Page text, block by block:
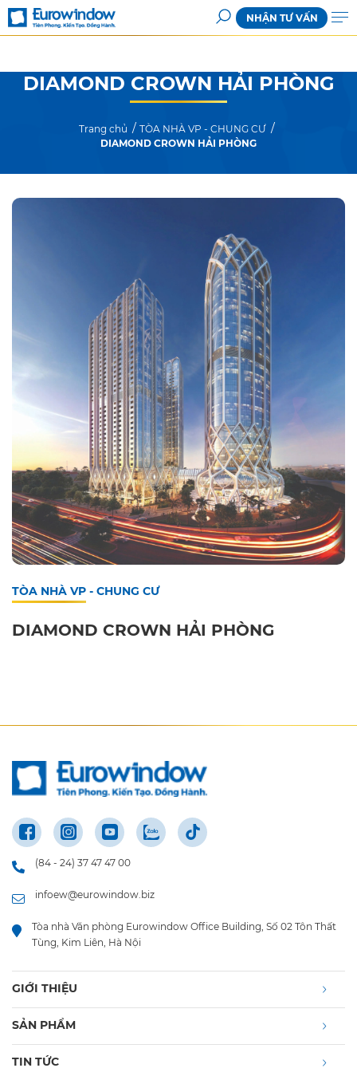
NHẬN TƯ VẤN
DIAMOND CROWN HẢI PHÒNG
Trang chủ
TÒA NHÀ VP - CHUNG CƯ
DIAMOND CROWN HẢI PHÒNG
TÒA NHÀ VP - CHUNG CƯ
DIAMOND CROWN HẢI PHÒNG
(84 - 24) 37 47 47 00
infoew@eurowindow.biz
Tòa nhà Văn phòng Eurowindow Office Building, Số 02 Tôn Thất
Tùng, Kim Liên, Hà Nội
GIỚI THIỆU
SẢN PHẨM
TIN TỨC